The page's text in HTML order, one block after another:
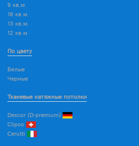
9 кв.м.
18 кв.м.
13 кв.м.
12 кв.м
По цвету
Белые
Черные
Тканевые натяжные потолки
Descor (D-premium)
Clipso
Cerutti